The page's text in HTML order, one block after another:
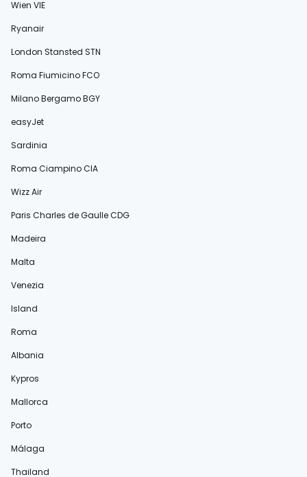
Wien VIE
Ryanair
London Stansted STN
Roma Fiumicino FCO
Milano Bergamo BGY
easyJet
Sardinia
Roma Ciampino CIA
Wizz Air
Paris Charles de Gaulle CDG
Madeira
Malta
Venezia
Island
Roma
Albania
Kypros
Mallorca
Porto
Málaga
Thailand